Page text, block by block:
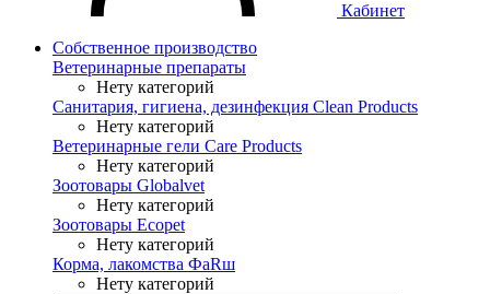
Кабинет
Собственное производство
Ветеринарные препараты
Нету категорий
Санитария, гигиена, дезинфекция Clean Products
Нету категорий
Ветеринарные гели Care Products
Нету категорий
Зоотовары Globalvet
Нету категорий
Зоотовары Ecopet
Нету категорий
Корма, лакомства ФaRш
Нету категорий